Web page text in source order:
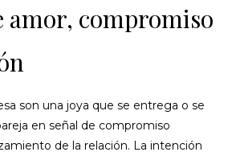
amor, compromiso
son una joya que se entrega o se
en señal de compromiso
de la relación. La intención